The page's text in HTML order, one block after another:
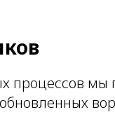
процессов мы